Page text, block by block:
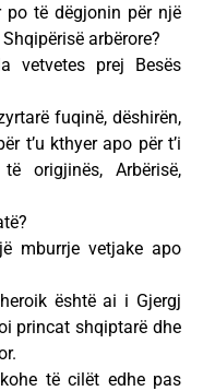
po të dëgjonin për një
arbërore?
vetvetes prej Besës
fuqinë, dëshirën,
t’u kthyer apo për t’i
origjinës, Arbërisë,
mburrje vetjake apo
është ai i Gjergj
princat shqiptarë dhe
të cilët edhe pas